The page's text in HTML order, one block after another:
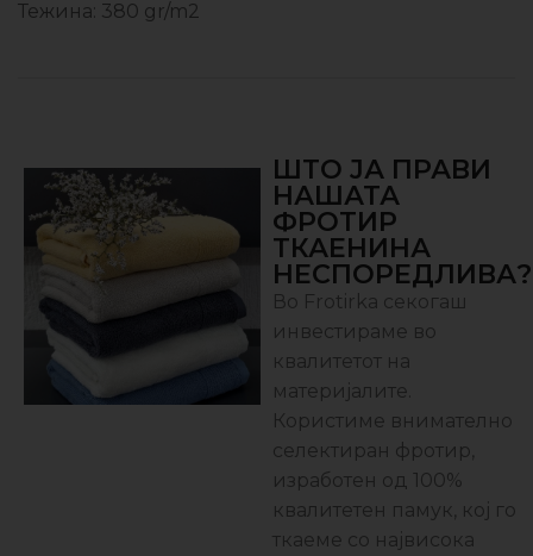
Тежина: 380 gr/m2
ШТО ЈА ПРАВИ
НАШАТА
ФРОТИР
ТКАЕНИНА
НЕСПОРЕДЛИВА?
Во Frotirka секогаш
инвестираме во
квалитетот на
материјалите.
Користиме внимателно
селектиран фротир,
изработен од 100%
квалитетен памук, кој го
ткаеме со највисока